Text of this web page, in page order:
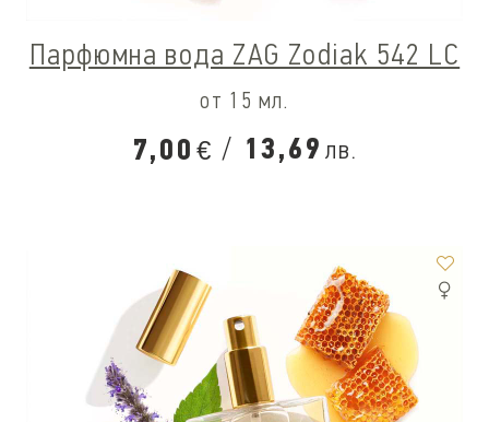
Парфюмна вода ZAG Zodiak 542 LC
от 15 мл.
7,00 € / 13,69 лв.